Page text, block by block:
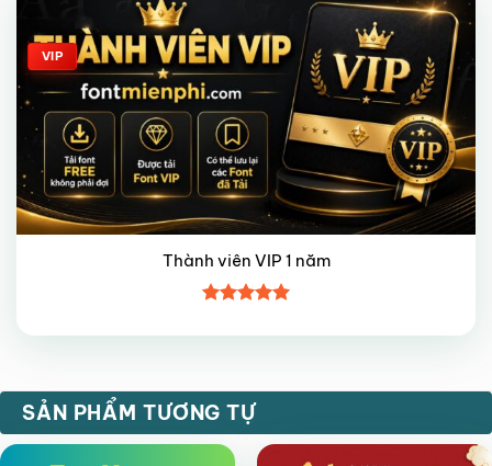
VIP
Thành viên VIP 1 năm
hạng55
SẢN PHẨM TƯƠNG TỰ
FREE